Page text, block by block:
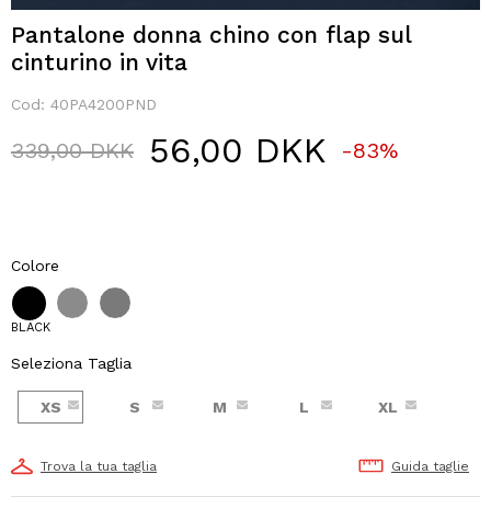
Pantalone donna chino con flap sul
cinturino in vita
Cod: 40PA4200PND
Price reduced from
339,00 DKKto56,00 DKK -83%
Colore
BLACK
Seleziona Taglia
XS S M L XL
Trova la tua taglia Guida taglie